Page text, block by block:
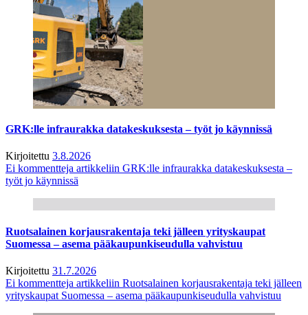
GRK:lle infraurakka datakeskuksesta – työt jo käynnissä
Kirjoitettu 3.8.2026
Ei kommentteja artikkeliin GRK:lle infraurakka datakeskuksesta –
työt jo käynnissä
Ruotsalainen korjausrakentaja teki jälleen yrityskaupat
Suomessa – asema pääkaupunkiseudulla vahvistuu
Kirjoitettu 31.7.2026
Ei kommentteja artikkeliin Ruotsalainen korjausrakentaja teki jälleen
yrityskaupat Suomessa – asema pääkaupunkiseudulla vahvistuu